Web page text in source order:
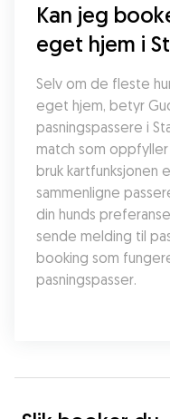
Kan jeg
eget hjem i
Selv om de fleste
eget hjem, betyr
pasningspassere i
match som
bruk kartfunksjonen
sammenligne
din hunds
sende melding til
booking som
pasningspasser.